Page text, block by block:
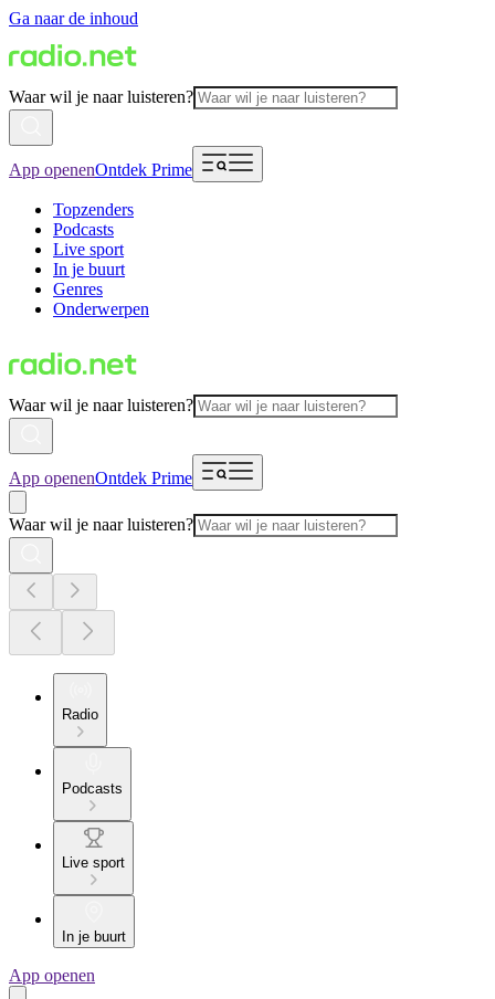
Ga naar de inhoud
Waar wil je naar luisteren?
App openenOntdek Prime
Topzenders
Podcasts
Live sport
In je buurt
Genres
Onderwerpen
Waar wil je naar luisteren?
App openenOntdek Prime
Waar wil je naar luisteren?
Radio
Podcasts
Live sport
In je buurt
App openen